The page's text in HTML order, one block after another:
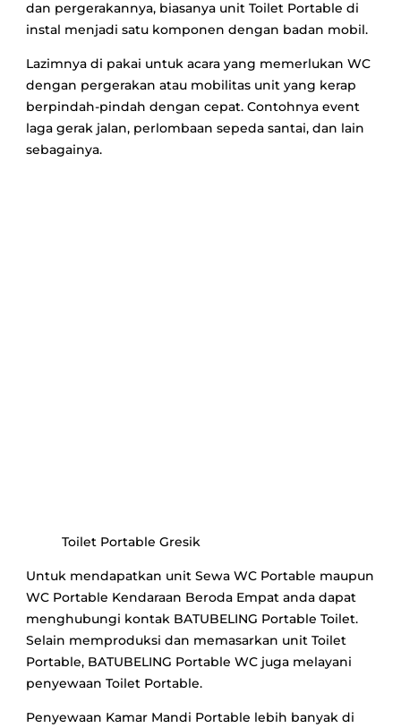
dan pergerakannya, biasanya unit Toilet Portable di
instal menjadi satu komponen dengan badan mobil.
Lazimnya di pakai untuk acara yang memerlukan WC
dengan pergerakan atau mobilitas unit yang kerap
berpindah-pindah dengan cepat. Contohnya event
laga gerak jalan, perlombaan sepeda santai, dan lain
sebagainya.
Toilet Portable Gresik
Untuk mendapatkan unit Sewa WC Portable maupun
WC Portable Kendaraan Beroda Empat anda dapat
menghubungi kontak BATUBELING Portable Toilet.
Selain memproduksi dan memasarkan unit Toilet
Portable, BATUBELING Portable WC juga melayani
penyewaan Toilet Portable.
Penyewaan Kamar Mandi Portable lebih banyak di